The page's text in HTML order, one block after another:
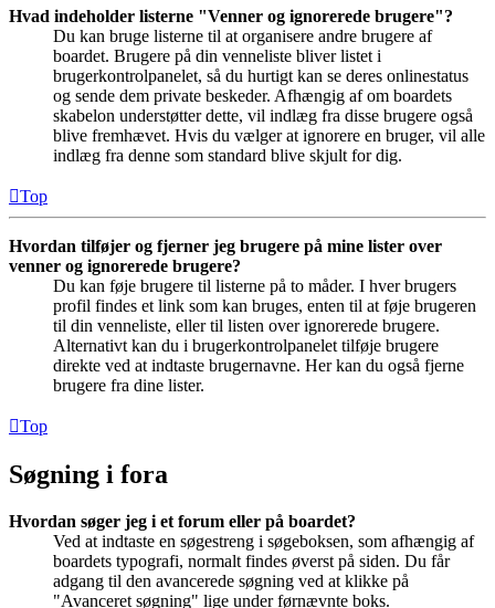
Hvad indeholder listerne "Venner og ignorerede brugere"?
Du kan bruge listerne til at organisere andre brugere af
boardet. Brugere på din venneliste bliver listet i
brugerkontrolpanelet, så du hurtigt kan se deres onlinestatus
og sende dem private beskeder. Afhængig af om boardets
skabelon understøtter dette, vil indlæg fra disse brugere også
blive fremhævet. Hvis du vælger at ignorere en bruger, vil alle
indlæg fra denne som standard blive skjult for dig.
Top
Hvordan tilføjer og fjerner jeg brugere på mine lister over
venner og ignorerede brugere?
Du kan føje brugere til listerne på to måder. I hver brugers
profil findes et link som kan bruges, enten til at føje brugeren
til din venneliste, eller til listen over ignorerede brugere.
Alternativt kan du i brugerkontrolpanelet tilføje brugere
direkte ved at indtaste brugernavne. Her kan du også fjerne
brugere fra dine lister.
Top
Søgning i fora
Hvordan søger jeg i et forum eller på boardet?
Ved at indtaste en søgestreng i søgeboksen, som afhængig af
boardets typografi, normalt findes øverst på siden. Du får
adgang til den avancerede søgning ved at klikke på
"Avanceret søgning" lige under førnævnte boks.